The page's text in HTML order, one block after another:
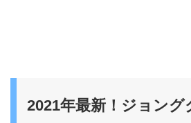
2021年最新！ジョング